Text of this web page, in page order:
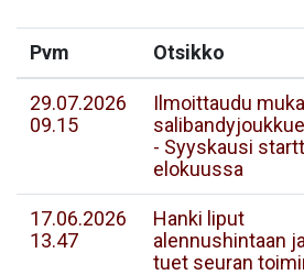
Pvm Otsikko
29.07.2026
09.15
Ilmoittaudu
- Syyskausi
elokuussa
17.06.2026
13.47
Hanki liput
alennushintaan
tuet seuran